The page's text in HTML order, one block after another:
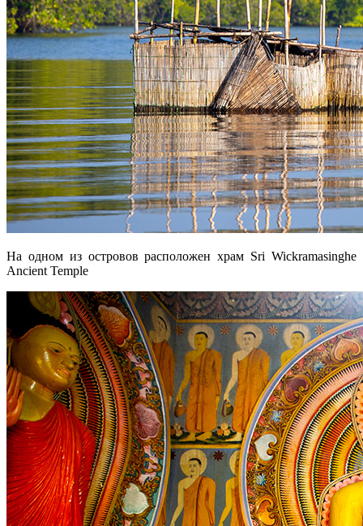
На одном из островов расположен храм Sri Wickramasinghe
Ancient Temple